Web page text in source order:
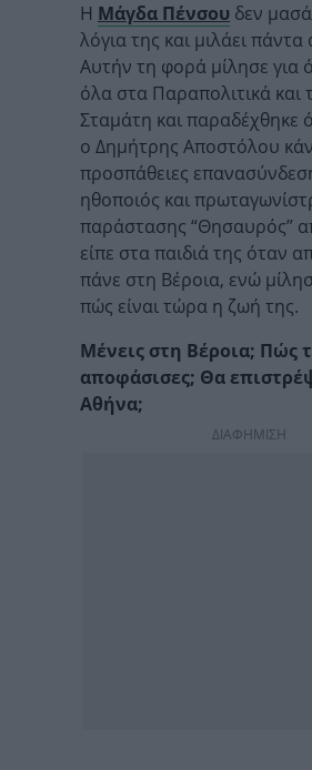
Η Μάγδα Πένσου δεν
λόγια της και μιλάει
Αυτήν τη φορά μίλησε για
όλα στα Παραπολιτικά και
Σταμάτη και παραδέχθηκε
ο Δημήτρης Αποστόλου
προσπάθειες
ηθοποιός και
παράστασης “Θησαυρός”
είπε στα παιδιά της όταν
πάνε στη Βέροια, ενώ
πώς είναι τώρα η ζωή της.
Μένεις στη Βέροια; Πώς
αποφάσισες; Θα
Αθήνα;
ΔΙΑΦΗΜΙΣΗ